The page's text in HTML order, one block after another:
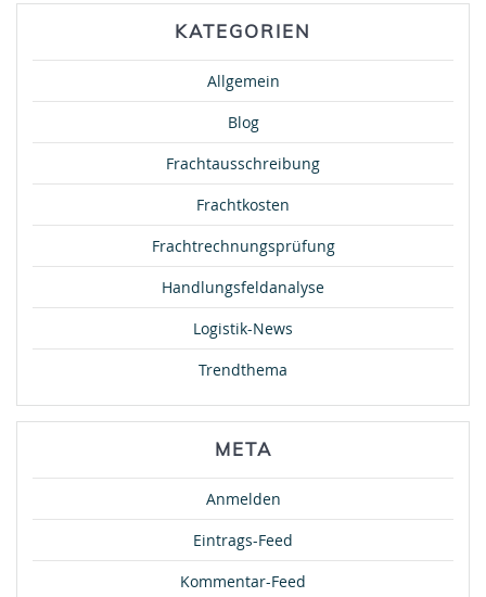
KATEGORIEN
Allgemein
Blog
Frachtausschreibung
Frachtkosten
Frachtrechnungsprüfung
Handlungsfeldanalyse
Logistik-News
Trendthema
META
Anmelden
Eintrags-Feed
Kommentar-Feed